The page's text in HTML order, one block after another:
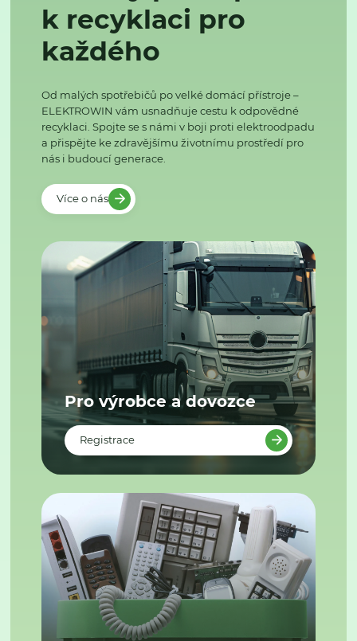
k recyklaci pro
každého
Od malých spotřebičů po velké domácí přístroje –
ELEKTROWIN vám usnadňuje cestu k odpovědné
recyklaci. Spojte se s námi v boji proti elektroodpadu
a přispějte ke zdravějšímu životnímu prostředí pro
nás i budoucí generace.
Více o nás
Pro výrobce a dovozce
Registrace